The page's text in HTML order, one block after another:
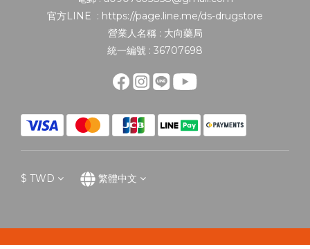
官方LINE : https://page.line.me/ds-drugstore
營業人名稱 : 大向藥局
統一編號 : 36707698
$ TWD 繁體中文